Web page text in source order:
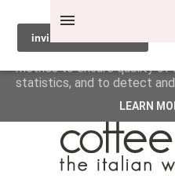
This site uses cookies
and to analyze traffic. Your
shared with Google along
metrics to ensure quality of
statistics, and to detect and
LEARN